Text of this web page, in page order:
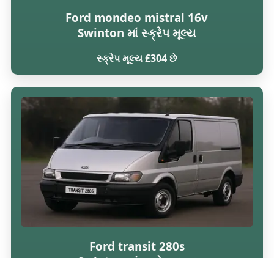
Ford mondeo mistral 16v
Swinton માં સ્ક્રેપ મૂલ્ય
સ્ક્રેપ મૂલ્ય £304 છે
Ford transit 280s